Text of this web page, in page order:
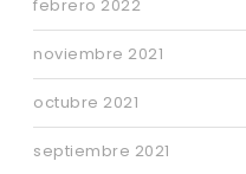
febrero 2022
noviembre 2021
octubre 2021
septiembre 2021